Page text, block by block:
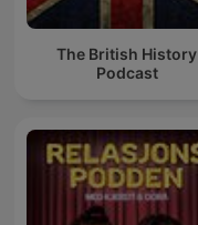
The British History
Podcast